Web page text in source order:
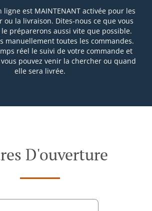
ligne est MAINTENANT activée pour les
ou la livraison. Dites-nous ce que vous
préparerons aussi vite que possible.
manuellement toutes les commandes.
réel le suivi de votre commande et
pouvez venir la chercher ou quand
elle sera livrée.
D'ouverture